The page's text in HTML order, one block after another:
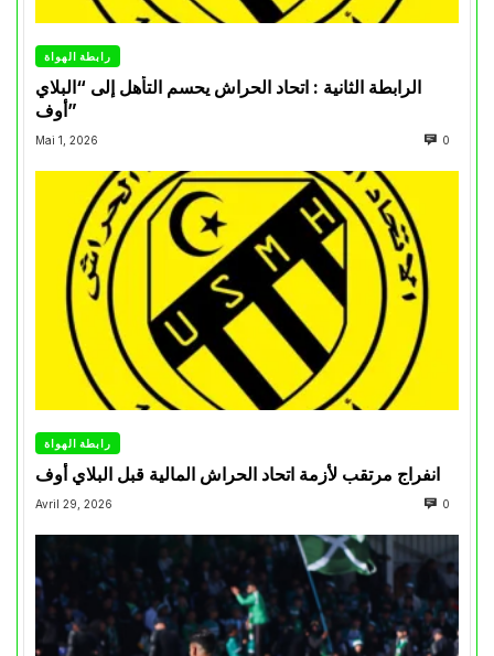
رابطة الهواة
الرابطة الثانية : اتحاد الحراش يحسم التأهل إلى “البلاي
أوف”
Mai 1, 2026 0
رابطة الهواة
انفراج مرتقب لأزمة اتحاد الحراش المالية قبل البلاي أوف
Avril 29, 2026 0